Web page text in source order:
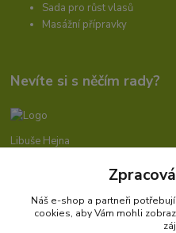
Sada pro růst vlasů
Masážní přípravky
Nevíte si s něčím rady?
Libuše Hejna
info@bioprotebe.cz
Náš e-shop a partneři potřebují
cookies, aby Vám mohli